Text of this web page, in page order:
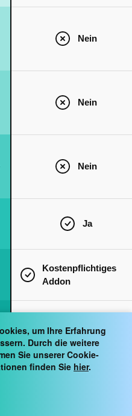
um Ihre Erfahrung
Durch die weitere
Sie unserer Cookie-
finden Sie hier.
Nein
Nein
Nein
Ja
Kostenpflichtiges
Addon